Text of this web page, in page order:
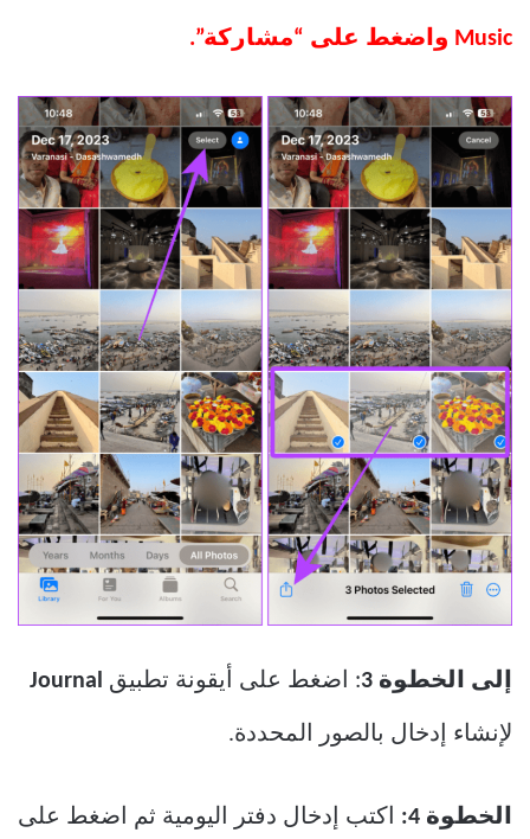
Music واضغط على “مشاركة”.
إلى الخطوة 3 : اضغط على أيقونة تطبيق Journal
لإنشاء إدخال بالصور المحددة.
الخطوة 4: اكتب إدخال دفتر اليومية ثم اضغط على